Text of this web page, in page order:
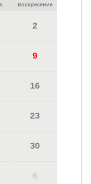
воскресение
2
9
16
23
30
6